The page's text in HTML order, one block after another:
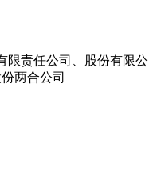
责任公司、股份有限公
两合公司